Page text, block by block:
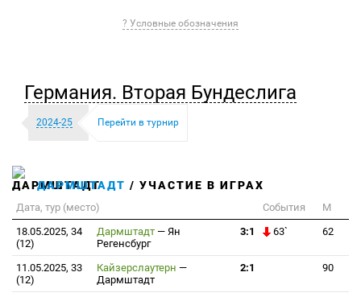
? Условные обозначения
Германия. Вторая Бундеслига
2024-25 Перейти в турнир
ДАРМШТАДТ / УЧАСТИЕ В ИГРАХ
Дата, тур (место) События
М
18.05.2025, 34
(12)
Дармштадт — Ян
Регенсбург
3:1 63` 62
11.05.2025, 33
(12)
Кайзерслаутерн —
Дармштадт
2:1 90